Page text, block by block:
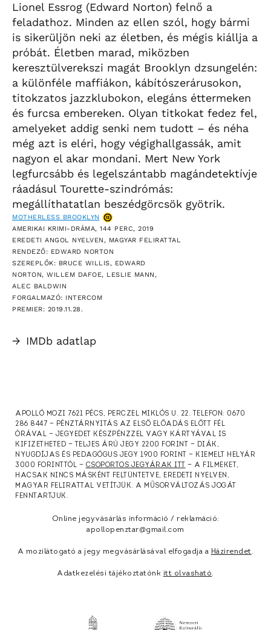
Lionel Essrog (Edward Norton) felnő a
feladathoz. Minden az ellen szól, hogy bármi
is sikerüljön neki az életben, és mégis kiállja a
próbát. Életben marad, miközben
keresztülverekszi magát Brooklyn dzsungelén:
a különféle maffiákon, kábítószerárusokon,
titokzatos jazzklubokon, elegáns éttermeken
és furcsa embereken. Olyan titkokat fedez fel,
amelyeket addig senki nem tudott – és néha
még azt is eléri, hogy végighallgassák, amit
nagyon el akar mondani. Mert New York
legfurcsább és legelszántabb magándetektívje
ráadásul Tourette-szindrómás:
megállíthatatlan beszédgörcsök gyötrik.
MOTHERLESS BROOKLYN
AMERIKAI KRIMI-DRÁMA, 144 PERC, 2019
EREDETI ANGOL NYELVEN, MAGYAR FELIRATTAL
RENDEZŐ: EDWARD NORTON
SZEREPLŐK: BRUCE WILLIS, EDWARD
NORTON, WILLEM DAFOE, LESLIE MANN,
ALEC BALDWIN
FORGALMAZÓ: INTERCOM
PREMIER: 2019.11.28.
→ IMDb adatlap
APOLLÓ MOZI 7621 PÉCS, PERCZEL MIKLÓS U. 22. TELEFON: 0670
286 8447 — PÉNZTÁRNYITÁS AZ ELSŐ ELŐADÁS ELŐTT FÉL
ÓRÁVAL — JEGYEDET KÉSZPÉNZZEL VAGY KÁRTYÁVAL IS
KIFIZETHETED — TELJES ÁRÚ JEGY 2200 FORINT — DIÁK,
NYUGDÍJAS ÉS PEDAGÓGUS JEGY 1900 FORINT — KIEMELT HELYÁR
3000 FORINTTÓL — CSOPORTOS JEGYÁRAK ITT
— A FILMEKET,
HACSAK NINCS MÁSKÉNT FELTÜNTETVE, EREDETI NYELVEN,
MAGYAR FELIRATTAL VETÍTJÜK. A MŰSORVÁLTOZÁS JOGÁT
FENNTARTJUK.
Online jegyvásárlás információ / reklamáció:
apollopenztar@gmail.com
A mozilátogató a jegy megvásárlásával elfogadja a Házirendet.
Adatkezelési tájékoztatónk itt olvasható.